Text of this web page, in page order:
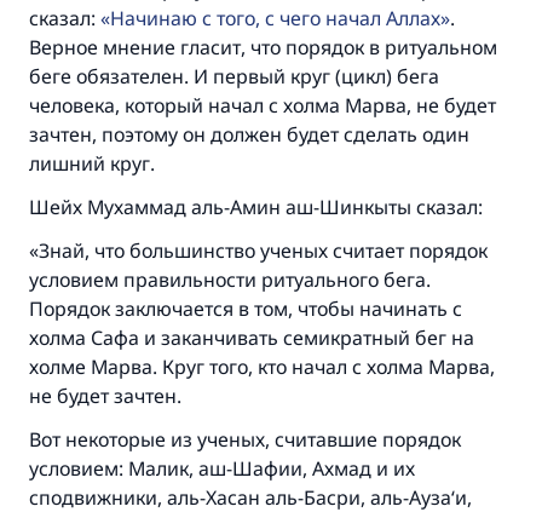
сказал:
Начинаю с того, с чего начал Аллах .
Верное мнение гласит, что порядок в ритуальном
беге обязателен. И первый круг (цикл) бега
человека, который начал с холма Марва, не будет
зачтен, поэтому он должен будет сделать один
лишний круг.
Шейх Мухаммад аль-Амин аш-Шинкыты сказал:
«Знай, что большинство ученых считает порядок
условием правильности ритуального бега.
Порядок заключается в том, чтобы начинать с
холма Сафа и заканчивать семикратный бег на
холме Марва. Круг того, кто начал с холма Марва,
не будет зачтен.
Вот некоторые из ученых, считавшие порядок
условием: Малик, аш-Шафии, Ахмад и их
сподвижники, аль-Хасан аль-Басри, аль-Ауза‘и,